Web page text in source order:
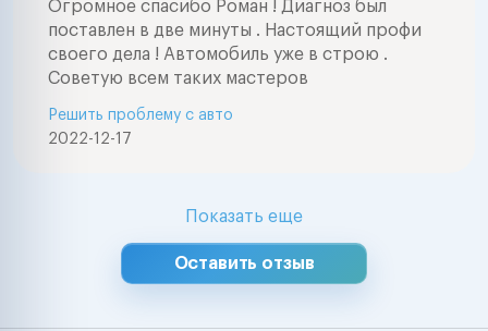
Огромное спасибо Роман ! Диагноз был
поставлен в две минуты . Настоящий профи
своего дела ! Автомобиль уже в строю .
Советую всем таких мастеров
2022-12-17
Решить проблему с авто
Показать еще
Оставить отзыв